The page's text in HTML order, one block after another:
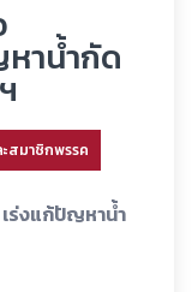
าน้ำกัด
สมาชิกพรรค
ร่งแก้ปัญหาน้ำ